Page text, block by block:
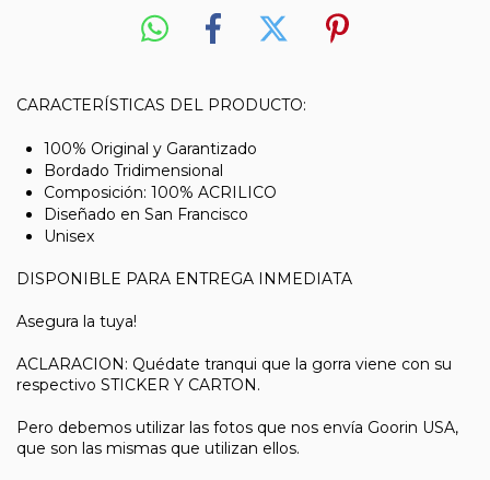
CARACTERÍSTICAS DEL PRODUCTO:
100% Original y Garantizado
Bordado Tridimensional
Composición: 100% ACRILICO
Diseñado en San Francisco
Unisex
DISPONIBLE PARA ENTREGA INMEDIATA
Asegura la tuya!
ACLARACION: Quédate tranqui que la gorra viene con su
respectivo STICKER Y CARTON.
Pero debemos utilizar las fotos que nos envía Goorin USA,
que son las mismas que utilizan ellos.